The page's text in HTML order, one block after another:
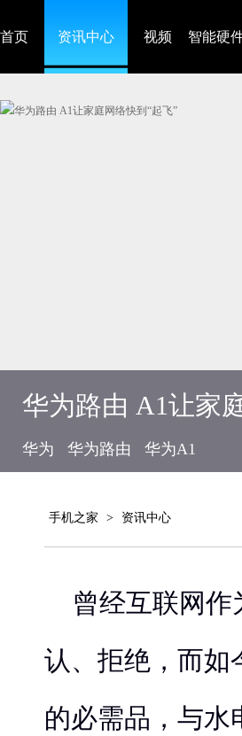
首页 资讯中心 视频 智能硬
华为路由 A1让家
华为 华为路由 华为A1
手机之家 > 资讯中心
曾经互联网
认、拒绝，而如
的必需品，与水